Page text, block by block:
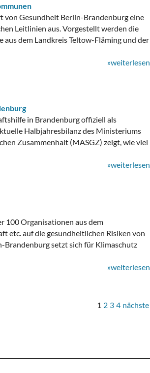
von Gesundheit Berlin-Brandenburg eine
Leitlinien aus. Vorgestellt werden die
aus dem Landkreis Teltow-Fläming und der
»weiterlesen
in Brandenburg offiziell als
Halbjahresbilanz des Ministeriums
Zusammenhalt (MASGZ) zeigt, wie viel
»weiterlesen
100 Organisationen aus dem
etc. auf die gesundheitlichen Risiken von
Brandenburg setzt sich für Klimaschutz
»weiterlesen
1 2 3 4 nächste